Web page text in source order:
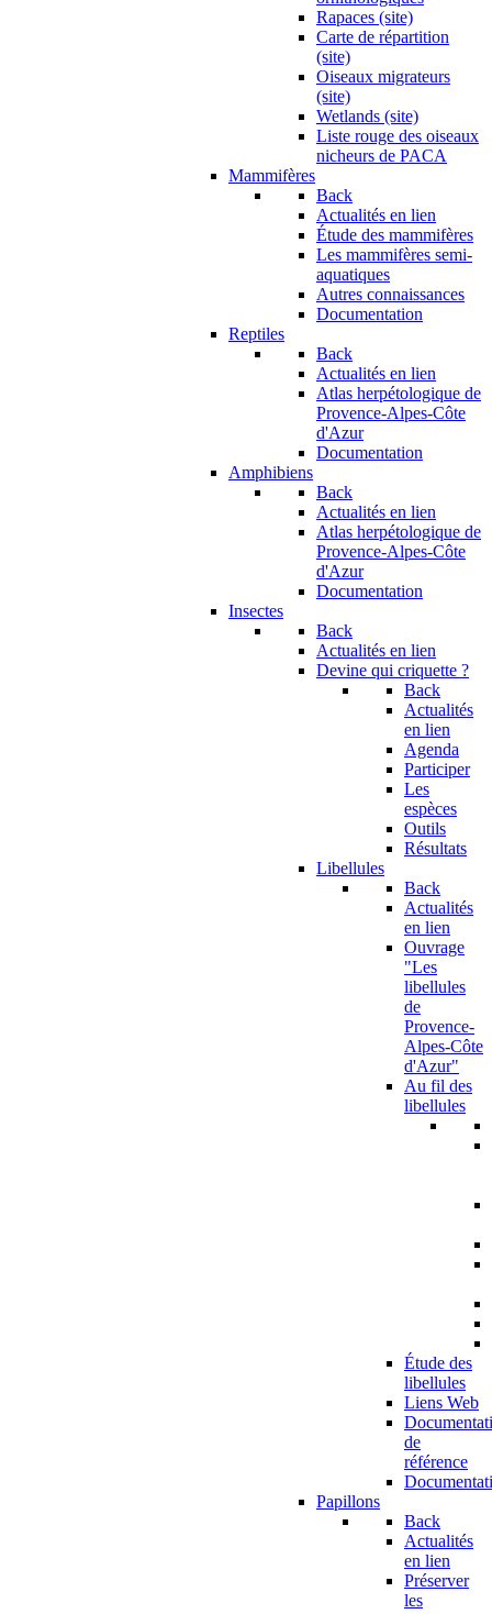
Rapaces (site)
Carte de répartition
(site)
Oiseaux migrateurs
(site)
Wetlands (site)
Liste rouge des oiseaux
nicheurs de PACA
Mammifères
Back
Actualités en lien
Étude des mammifères
Les mammifères semi-
aquatiques
Autres connaissances
Documentation
Reptiles
Back
Actualités en lien
Atlas herpétologique de
Provence-Alpes-Côte
d'Azur
Documentation
Amphibiens
Back
Actualités en lien
Atlas herpétologique de
Provence-Alpes-Côte
d'Azur
Documentation
Insectes
Back
Actualités en lien
Devine qui criquette ?
Back
Actualités
en lien
Agenda
Participer
Les
espèces
Outils
Résultats
Libellules
Back
Actualités
en lien
Ouvrage
"Les
libellules
de
Provence-
Alpes-Côte
d'Azur"
Au fil des
libellules
Étude des
libellules
Liens Web
de
référence
Papillons
Back
Actualités
en lien
Préserver
les